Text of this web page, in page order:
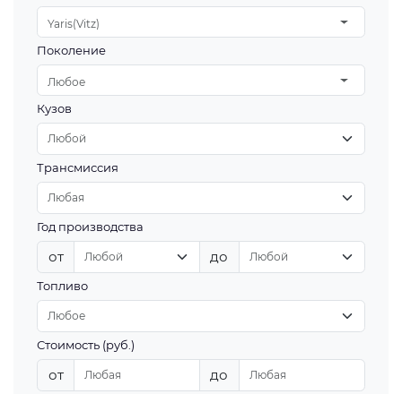
Yaris(Vitz)
Поколение
Любое
Кузов
Трансмиссия
Год производства
от до
Топливо
Стоимость (руб.)
от до